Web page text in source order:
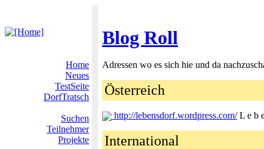
Blog Roll
Home
Neues
TestSeite
DorfTratsch
Suchen
Teilnehmer
Projekte
Adressen wo es sich hie und da
Österreich
http://lebensdorf.wordpress.com/L e b
International